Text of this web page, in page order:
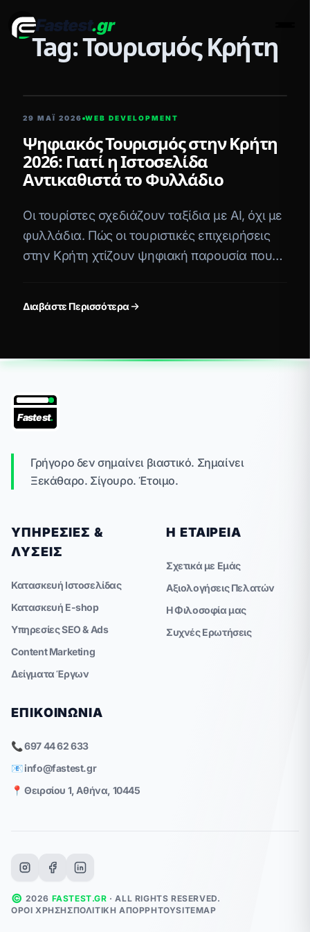
Fastest.gr
Tag: Τουρισμός Κρήτη
29 ΜΑΪ́ 2026 WEB DEVELOPMENT
Ψηφιακός Τουρισμός στην Κρήτη
2026: Γιατί η Ιστοσελίδα
Αντικαθιστά το Φυλλάδιο
Οι τουρίστες σχεδιάζουν ταξίδια με AI, όχι με
φυλλάδια. Πώς οι τουριστικές επιχειρήσεις
στην Κρήτη χτίζουν ψηφιακή παρουσία που
Διαβάστε Περισσότερα
Fastest.
Γρήγορο δεν σημαίνει βιαστικό. Σημαίνει
Ξεκάθαρο. Σίγουρο. Έτοιμο.
ΥΠΗΡΕΣΊΕΣ &
ΛΎΣΕΙΣ
Κατασκευή Ιστοσελίδας
Κατασκευή E-shop
Υπηρεσίες SEO & Ads
Content Marketing
Δείγματα Έργων
Η ΕΤΑΙΡΕΊΑ
Σχετικά με Εμάς
Αξιολογήσεις Πελατών
Η Φιλοσοφία μας
Συχνές Ερωτήσεις
ΕΠΙΚΟΙΝΩΝΊΑ
📞 697 44 62 633
📧info@fastest.gr
📍 Θειρσίου 1, Αθήνα, 10445
© 2026 FASTEST.GR · ALL RIGHTS RESERVED.
ΌΡΟΙ ΧΡΉΣΗΣΠΟΛΙΤΙΚΉ ΑΠΟΡΡΉΤΟΥSITEMAP